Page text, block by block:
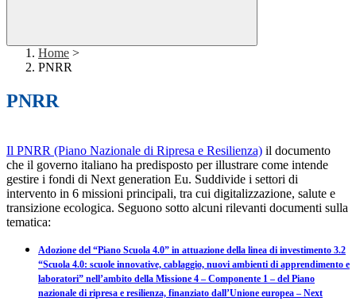
Home >
PNRR
PNRR
Il PNRR (Piano Nazionale di Ripresa e Resilienza) il documento
che il governo italiano ha predisposto per illustrare come intende
gestire i fondi di Next generation Eu. Suddivide i settori di
intervento in 6 missioni principali, tra cui digitalizzazione, salute e
transizione ecologica. Seguono sotto alcuni rilevanti documenti sulla
tematica:
Adozione del “Piano Scuola 4.0” in attuazione della linea di investimento 3.2
“Scuola 4.0: scuole innovative, cablaggio, nuovi ambienti di apprendimento e
laboratori” nell’ambito della Missione 4 – Componente 1 – del Piano
nazionale di ripresa e resilienza, finanziato dall’Unione europea – Next